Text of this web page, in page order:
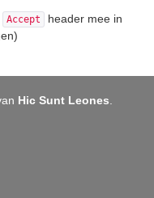
Accept
header mee in
Hic Sunt Leones